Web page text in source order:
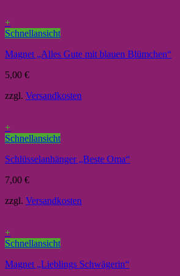
+
Schnellansicht
Magnet „Alles Gute mit blauen Blümchen“
5,00 €
zzgl. Versandkosten
+
Schnellansicht
Schlüsselanhänger „Beste Oma“
7,00 €
zzgl. Versandkosten
+
Schnellansicht
Magnet „Lieblings Schwägerin“